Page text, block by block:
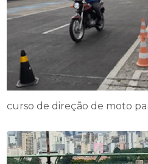
curso de direção de moto